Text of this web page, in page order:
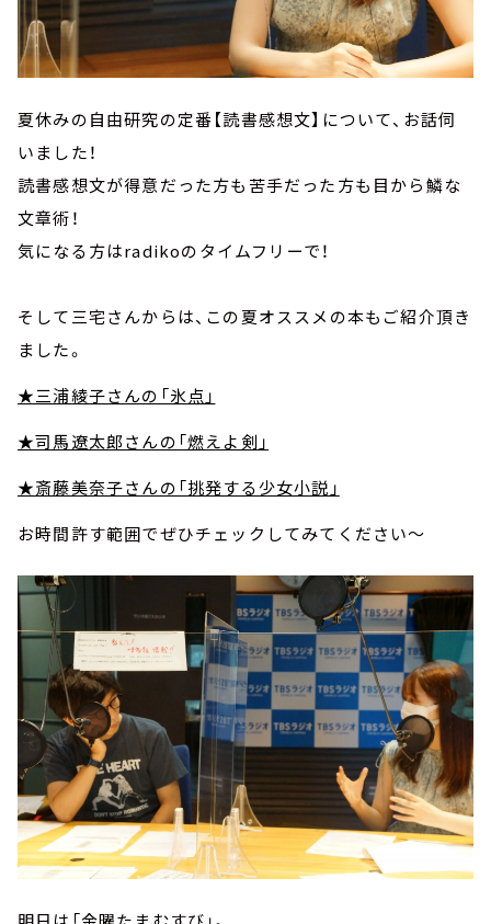
夏休みの自由研究の定番【読書感想文】について、お話伺
いました！
読書感想文が得意だった方も苦手だった方も目から鱗な
文章術！
気になる方はradikoのタイムフリーで！
そして三宅さんからは、この夏オススメの本もご紹介頂き
ました。
★三浦綾子さんの「氷点」
★司馬遼太郎さんの「燃えよ剣」
★斎藤美奈子さんの「挑発する少女小説」
お時間許す範囲でぜひチェックしてみてください～